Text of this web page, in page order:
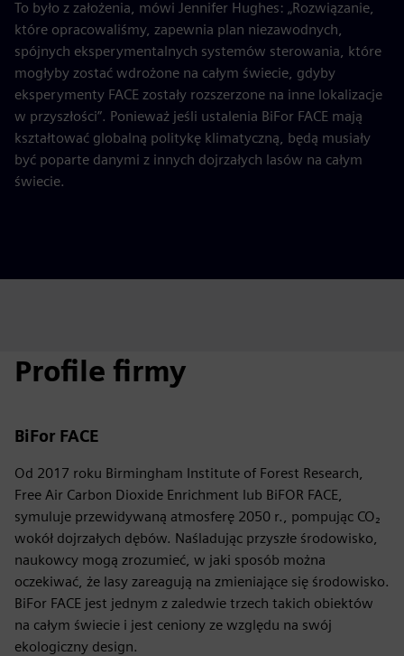
To było z założenia, mówi Jennifer Hughes: „Rozwiązanie,
które opracowaliśmy, zapewnia plan niezawodnych,
spójnych eksperymentalnych systemów sterowania, które
mogłyby zostać wdrożone na całym świecie, gdyby
eksperymenty FACE zostały rozszerzone na inne lokalizacje
w przyszłości”. Ponieważ jeśli ustalenia BiFor FACE mają
kształtować globalną politykę klimatyczną, będą musiały
być poparte danymi z innych dojrzałych lasów na całym
świecie.
Profile firmy
BiFor FACE
Od 2017 roku Birmingham Institute of Forest Research,
Free Air Carbon Dioxide Enrichment lub BiFOR FACE,
symuluje przewidywaną atmosferę 2050 r., pompując CO₂
wokół dojrzałych dębów. Naśladując przyszłe środowisko,
naukowcy mogą zrozumieć, w jaki sposób można
oczekiwać, że lasy zareagują na zmieniające się środowisko.
BiFor FACE jest jednym z zaledwie trzech takich obiektów
na całym świecie i jest ceniony ze względu na swój
ekologiczny design.